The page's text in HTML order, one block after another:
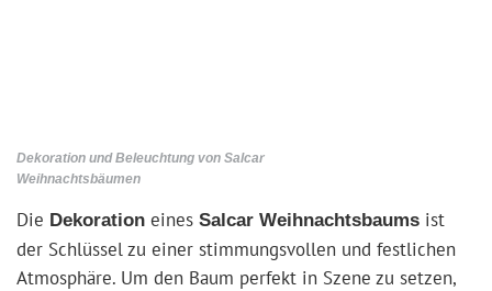
Dekoration und Beleuchtung von Salcar
Weihnachtsbäumen
Die Dekoration eines Salcar Weihnachtsbaums ist
der Schlüssel zu einer stimmungsvollen und festlichen
Atmosphäre. Um den Baum perfekt in Szene zu setzen,